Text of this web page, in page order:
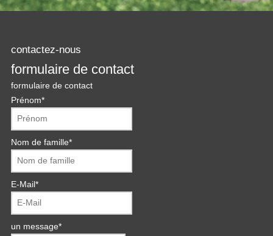
contactez-nous
formulaire de contact
formulaire de contact
Prénom*
Nom de famille*
E-Mail*
un message*